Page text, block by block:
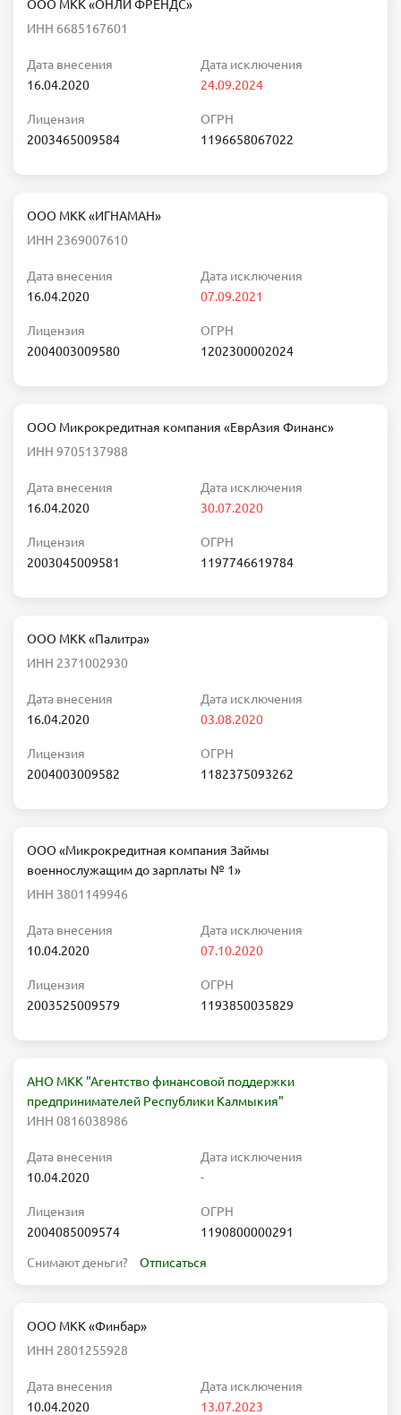
ООО МКК «ОНЛИ ФРЕНДС»
ИНН 6685167601
Дата внесения
16.04.2020
Дата исключения
24.09.2024
Лицензия
2003465009584
ОГРН
1196658067022
ООО МКК «ИГНАМАН»
ИНН 2369007610
Дата внесения
16.04.2020
Дата исключения
07.09.2021
Лицензия
2004003009580
ОГРН
1202300002024
ООО Микрокредитная компания «ЕврАзия Финанс»
ИНН 9705137988
Дата внесения
16.04.2020
Дата исключения
30.07.2020
Лицензия
2003045009581
ОГРН
1197746619784
ООО МКК «Палитра»
ИНН 2371002930
Дата внесения
16.04.2020
Дата исключения
03.08.2020
Лицензия
2004003009582
ОГРН
1182375093262
ООО «Микрокредитная компания Займы
военнослужащим до зарплаты № 1»
ИНН 3801149946
Дата внесения
10.04.2020
Дата исключения
07.10.2020
Лицензия
2003525009579
ОГРН
1193850035829
АНО МКК "Агентство финансовой поддержки
предпринимателей Республики Калмыкия"
ИНН 0816038986
Дата внесения
10.04.2020
Дата исключения
-
Лицензия
2004085009574
ОГРН
1190800000291
Снимают деньги? Отписаться
ООО МКК «Финбар»
ИНН 2801255928
Дата внесения
10.04.2020
Дата исключения
13.07.2023